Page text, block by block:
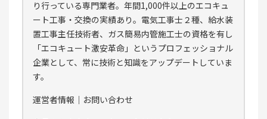
り行っている専門業者。年間1,000件以上のエコキュ
ート工事・交換の実績あり。電気工事士２種、給水装
置工事主任技術者、ガス簡易内管施工士の資格を有し
「エコキュート激安革命」というプロフェッショナル
企業として、常に技術と知識をアップデートしていま
す。
運営者情報 ｜ お問い合わせ